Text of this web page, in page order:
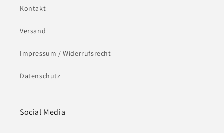
Kontakt
Versand
Impressum / Widerrufsrecht
Datenschutz
Social Media